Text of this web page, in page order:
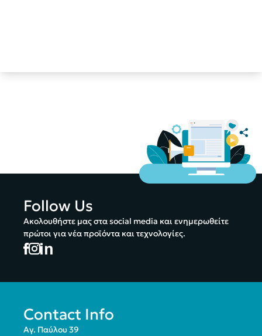
Follow Us
Ακολουθήστε μας στα social media και ενημερωθείτε
πρώτοι για νέα προϊόντα και τεχνολογίες.
Contact Info
Αγ. Παύλου 39